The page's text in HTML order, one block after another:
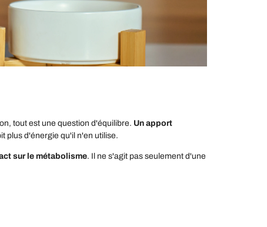
tout est une question d'équilibre. Un apport
plus d'énergie qu'il n'en utilise.
sur le métabolisme. Il ne s'agit pas seulement d'une